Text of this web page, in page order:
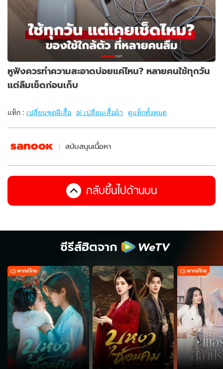
หูฟังควรทำความสะอาดบ่อยแค่ไหน? หลายคนใช้ทุกวัน
แต่ลืมเช็ดก่อนเก็บ
แท็ก : เปลี่ยนชุดผีเสื้อ ai เปลี่ยนเสื้อผ้า ดูแท็กทั้งหมด
สนับสนุนเนื้อหา
กลับขึ้นไปด้านบน
ซีรีส์ฮิตจาก